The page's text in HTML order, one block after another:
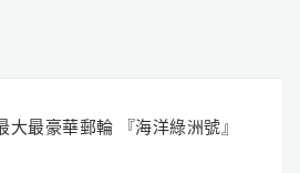
大最豪華郵輪 『海洋綠洲號』